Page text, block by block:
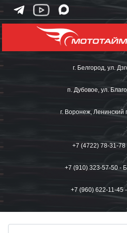
г. Белгород, ул.
п. Дубовое, ул.
г. Воронеж, Ленинский
+7 (4722) 78-31-78
+7 (910) 323-57-50 -
+7 (960) 622-11-45